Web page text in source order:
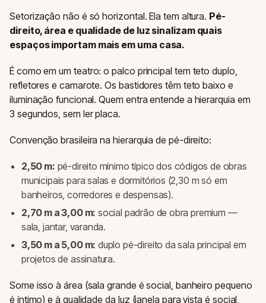
Setorização não é só horizontal. Ela tem altura. Pé-
direito, área e qualidade de luz sinalizam quais
espaços importam mais em uma casa.
É como em um teatro: o palco principal tem teto duplo,
refletores e camarote. Os bastidores têm teto baixo e
iluminação funcional. Quem entra entende a hierarquia em
3 segundos, sem ler placa.
Convenção brasileira na hierarquia de pé-direito:
2,50 m: pé-direito mínimo típico dos códigos de obras
municipais para salas e dormitórios (2,30 m só em
banheiros, corredores e despensas).
2,70 m a 3,00 m: social padrão de obra premium —
sala, jantar, varanda.
3,50 m a 5,00 m: duplo pé-direito da sala principal em
projetos de assinatura.
Some isso à área (sala grande é social, banheiro pequeno
é íntimo) e à qualidade da luz (janela para vista é social,